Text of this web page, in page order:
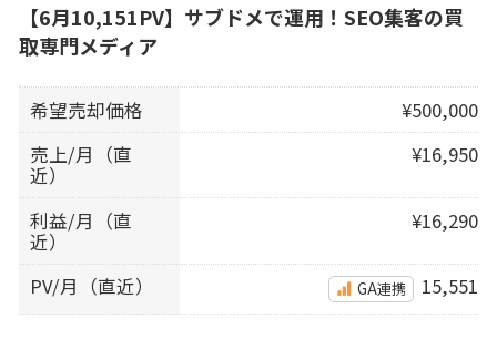
【6月10,151PV】サブドメで運用！SEO集客の買
取専門メディア
希望売却価格
¥500,000
売上/月（直
近）
¥16,950
利益/月（直
近）
¥16,290
PV/月（直近） GA連携 15,551